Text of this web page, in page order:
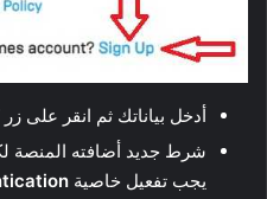
أدخل بياناتك ثم انقر على زر
شرط جديد أضافته المنصة
يجب تفعيل خاصية